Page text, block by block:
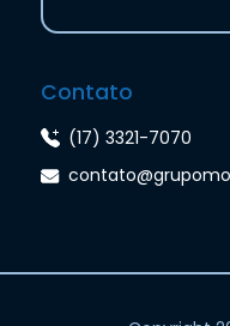
Contato
(17) 3321-7070